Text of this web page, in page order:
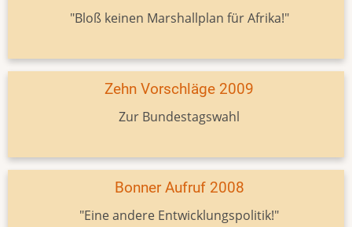
"Bloß keinen Marshallplan für Afrika!"
Zehn Vorschläge 2009
Zur Bundestagswahl
Bonner Aufruf 2008
"Eine andere Entwicklungspolitik!"